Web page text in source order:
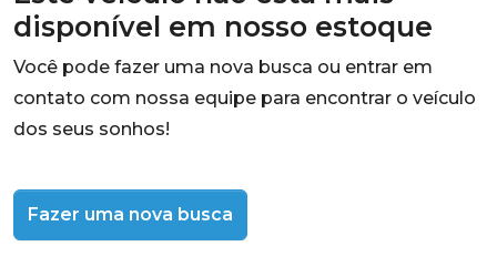
disponível em nosso estoque
Você pode fazer uma nova busca ou entrar em
contato com nossa equipe para encontrar o veículo
dos seus sonhos!
Fazer uma nova busca